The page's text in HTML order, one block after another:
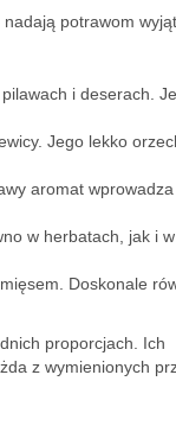
potrawom
i deserach.
Jego lekko
aromat wprowadza
w herbatach, jak i
Doskonale
proporcjach. Ich
z wymienionych